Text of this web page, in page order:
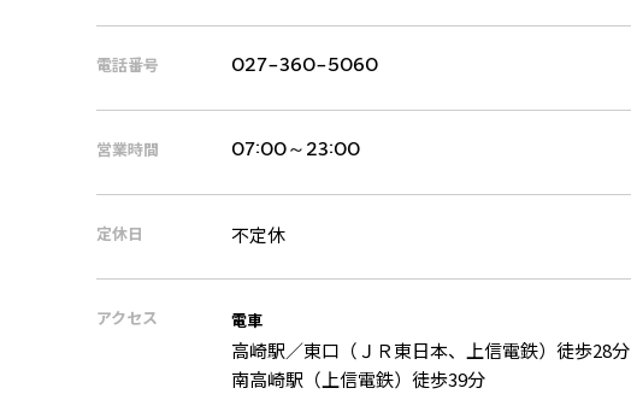
電話番号 027-360-5060
営業時間 07:00～23:00
定休日 不定休
アクセス 電車
高崎駅／東口（ＪＲ東日本、上信電鉄）徒歩28分
南高崎駅（上信電鉄）徒歩39分